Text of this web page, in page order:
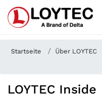
Startseite Über LOYTEC
LOYTEC Inside